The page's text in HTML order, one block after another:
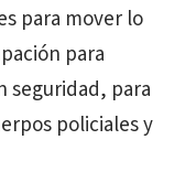
para mover lo
para
seguridad, para
policiales y